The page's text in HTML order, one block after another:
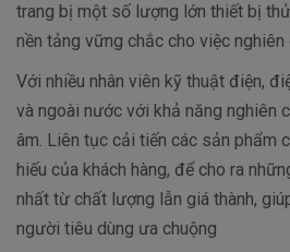
trang bị một số lượng lớn thiết bị
nền tảng vững chắc cho việc
Với nhiều nhân viên kỹ thuật điện,
và ngoài nước với khả năng nghiên
âm. Liên tục cải tiến các sản phẩm
hiếu của khách hàng, để cho ra
nhất từ chất lượng lẫn giá thành,
người tiêu dùng ưa chuộng